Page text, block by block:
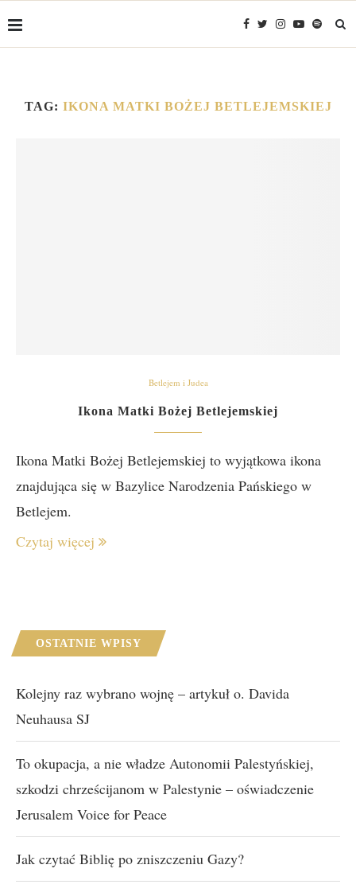
TAG: IKONA MATKI BOŻEJ BETLEJEMSKIEJ
Betlejem i Judea
Ikona Matki Bożej Betlejemskiej
Ikona Matki Bożej Betlejemskiej to wyjątkowa ikona
znajdująca się w Bazylice Narodzenia Pańskiego w
Betlejem.
Czytaj więcej
OSTATNIE WPISY
Kolejny raz wybrano wojnę – artykuł o. Davida
Neuhausa SJ
To okupacja, a nie władze Autonomii Palestyńskiej,
szkodzi chrześcijanom w Palestynie – oświadczenie
Jerusalem Voice for Peace
Jak czytać Biblię po zniszczeniu Gazy?